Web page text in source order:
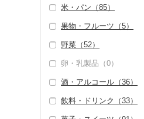
上州牛（0）
飛騨牛（0）
近江牛（0）
神戸牛・神戸ビーフ
カニ（0）
エビ（0）
いくら（0）
うに（0）
明太子・たらこ（0）
その他魚卵（0）
米・パン（85）
米（82）
精米（68）
無洗米（1）
玄米（13）
金芽米（0）
雑穀（0）
餅（0）
その他穀物加工品
果物・フルーツ（5）
ぶどう・マスカット
野菜（52）
いも（3）
じゃがいも（0）
さつまいも（0）
トマト（0）
玉ねぎ（0）
卵・乳製品（0）
酒・アルコール（36）
ビール・発泡酒（3）
飲料・ドリンク（33）